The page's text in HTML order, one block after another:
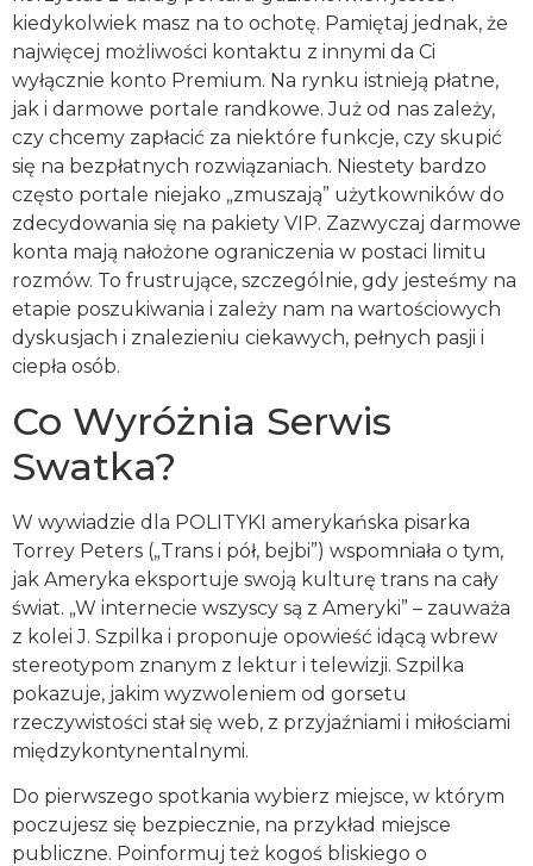
kiedykolwiek masz na to ochotę. Pamiętaj jednak, że
najwięcej możliwości kontaktu z innymi da Ci
wyłącznie konto Premium. Na rynku istnieją płatne,
jak i darmowe portale randkowe. Już od nas zależy,
czy chcemy zapłacić za niektóre funkcje, czy skupić
się na bezpłatnych rozwiązaniach. Niestety bardzo
często portale niejako „zmuszają” użytkowników do
zdecydowania się na pakiety VIP. Zazwyczaj darmowe
konta mają nałożone ograniczenia w postaci limitu
rozmów. To frustrujące, szczególnie, gdy jesteśmy na
etapie poszukiwania i zależy nam na wartościowych
dyskusjach i znalezieniu ciekawych, pełnych pasji i
ciepła osób.
Co Wyróżnia Serwis
Swatka?
W wywiadzie dla POLITYKI amerykańska pisarka
Torrey Peters („Trans i pół, bejbi”) wspomniała o tym,
jak Ameryka eksportuje swoją kulturę trans na cały
świat. „W internecie wszyscy są z Ameryki” – zauważa
z kolei J. Szpilka i proponuje opowieść idącą wbrew
stereotypom znanym z lektur i telewizji. Szpilka
pokazuje, jakim wyzwoleniem od gorsetu
rzeczywistości stał się web, z przyjaźniami i miłościami
międzykontynentalnymi.
Do pierwszego spotkania wybierz miejsce, w którym
poczujesz się bezpiecznie, na przykład miejsce
publiczne. Poinformuj też kogoś bliskiego o